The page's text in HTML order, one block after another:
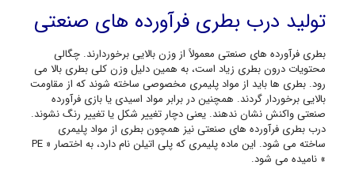
تولید درب بطری فرآورده های صنعتی
بطری فرآورده های صنعتی معمولاً از وزن بالایی برخوردارند. چگالی
محتویات درون بطری زیاد است، به همین دلیل وزن کلی بطری بالا می
رود. بطری ها باید از مواد پلیمری مخصوصی ساخته شوند که از مقاومت
بالایی برخوردار گردند. همچنین در برابر مواد اسیدی یا بازی فرآورده
صنعتی واکنش نشان ندهند. یعنی دچار تغییر شکل یا تغییر رنگ نشوند.
درب بطری فرآورده های صنعتی نیز همچون بطری از مواد پلیمری
ساخته می شود. این ماده پلیمری که پلی اتیلن نام دارد، به اختصار « PE
» نامیده می شود.